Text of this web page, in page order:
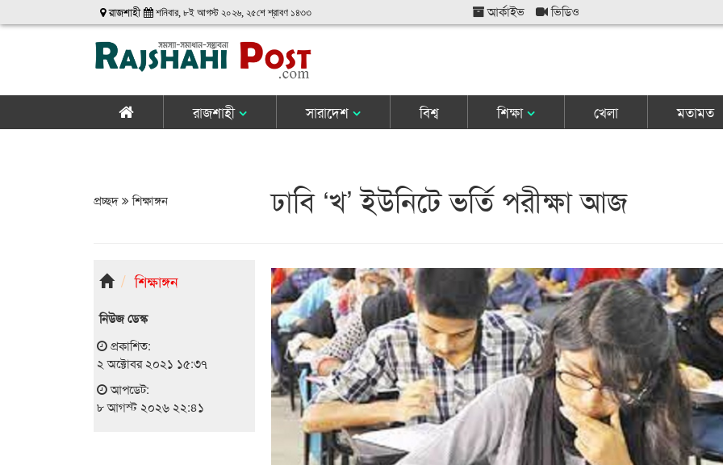
রাজশাহী শনিবার, ৮ই আগস্ট ২০২৬, ২৫শে শ্রাবণ ১৪৩৩ আর্কাইভ ভিডিও
রাজশাহী সারাদেশ বিশ্ব শিক্ষা খেলা মতামত
প্রচ্ছদ শিক্ষাঙ্গন ঢাবি ‘খ’ ইউনিটে ভর্তি পরীক্ষা আজ
শিক্ষাঙ্গন
নিউজ ডেস্ক
প্রকাশিত:
২ অক্টোবর ২০২১ ১৫:৩৭
আপডেট:
৮ আগস্ট ২০২৬ ২২:৪১